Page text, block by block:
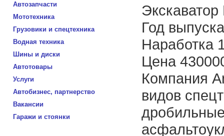
Автозапчасти
Мототехника
Грузовики и спецтехника
Водная техника
Шины и диски
Автотовары
Услуги
Автобизнес, партнерство
Вакансии
Гаражи и стоянки
Год
Наработка
Цена
Компания
видов